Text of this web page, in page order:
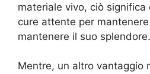
materiale vivo, ciò significa
cure attente per
mantenere il suo splendore.
Mentre, un altro vantaggio